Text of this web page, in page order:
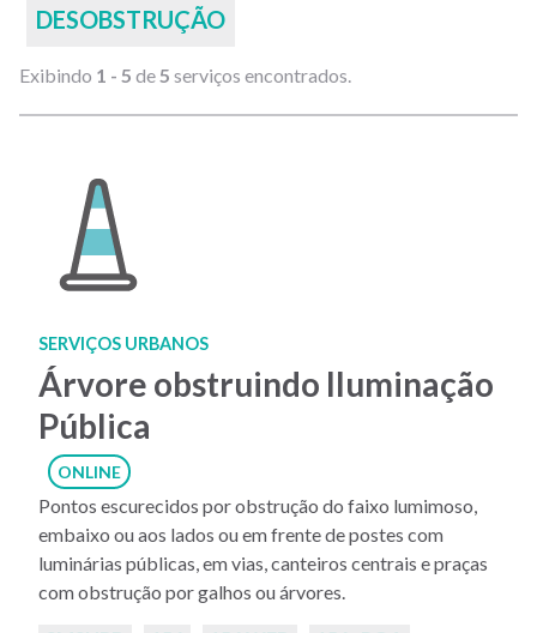
DESOBSTRUÇÃO
Exibindo 1 - 5 de5 serviços encontrados.
SERVIÇOS URBANOS
Árvore obstruindo Iluminação
Pública
ONLINE
Pontos escurecidos por obstrução do faixo lumimoso,
embaixo ou aos lados ou em frente de postes com
luminárias públicas, em vias, canteiros centrais e praças
com obstrução por galhos ou árvores.